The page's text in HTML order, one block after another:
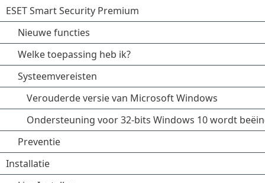
ESET Smart Security Premium
Nieuwe functies
Welke toepassing heb ik?
Systeemvereisten
Verouderde versie van Microsoft Windows
Ondersteuning voor 32-bits Windows 10 wordt
Preventie
Installatie